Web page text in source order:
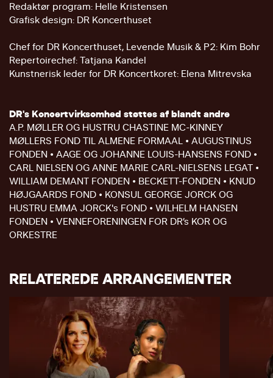
Redaktør program: Helle Kristensen
Grafisk design: DR Koncerthuset
Chef for DR Koncerthuset, Levende Musik & P2: Kim Bohr
Repertoirechef: Tatjana Kandel
Kunstnerisk leder for DR Koncertkoret: Elena Mitrevska
DR's Koncertvirksomhed støttes af blandt andre
A.P. MØLLER OG HUSTRU CHASTINE MC-KINNEY
MØLLERS FOND TIL ALMENE FORMAAL • AUGUSTINUS
FONDEN • AAGE OG JOHANNE LOUIS-HANSENS FOND •
CARL NIELSEN OG ANNE MARIE CARL-NIELSENS LEGAT •
WILLIAM DEMANT FONDEN • BECKETT-FONDEN • KNUD
HØJGAARDS FOND • KONSUL GEORGE JORCK OG
HUSTRU EMMA JORCK's FOND • WILHELM HANSEN
FONDEN • VENNEFORENINGEN FOR DR’s KOR OG
ORKESTRE
RELATEREDE ARRANGEMENTER